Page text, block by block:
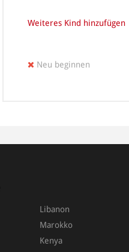
Weiteres Kind hinzufügen
Neu beginnen
Libanon
Marokko
Kenya